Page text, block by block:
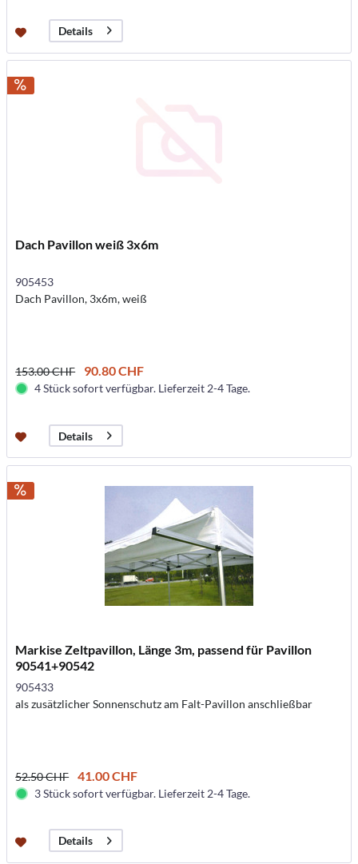
Details
Dach Pavillon weiß 3x6m
905453
Dach Pavillon, 3x6m, weiß
153.00 CHF 90.80 CHF
4 Stück sofort verfügbar. Lieferzeit 2-4 Tage.
Details
Markise Zeltpavillon, Länge 3m, passend für Pavillon
90541+90542
905433
als zusätzlicher Sonnenschutz am Falt-Pavillon anschließbar
52.50 CHF 41.00 CHF
3 Stück sofort verfügbar. Lieferzeit 2-4 Tage.
Details